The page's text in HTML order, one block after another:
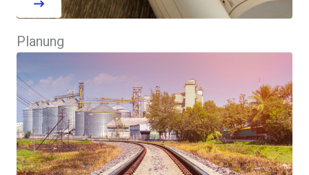
Planung